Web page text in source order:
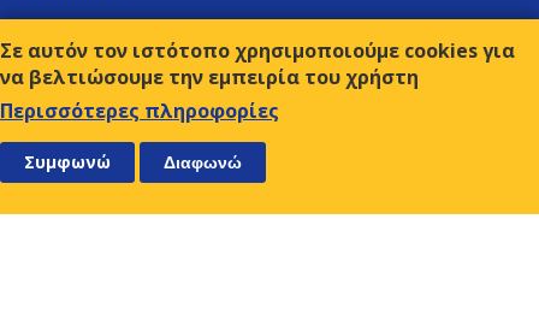
ΑΚΟΛΟΥΘΗΣΤΕ ΜΑΣ ΕΓΓΡΑΦΕΙΤΕ
Ο.Κ.Ε.
Αμβρ. Φραντζή 9, 117 43 Αθήνα
210-9249510-2
Σε αυτόν τον ιστότοπο χρησιμοποιούμε cookies για
να βελτιώσουμε την εμπειρία του χρήστη
Περισσότερες πληροφορίες
Συμφωνώ Διαφωνώ